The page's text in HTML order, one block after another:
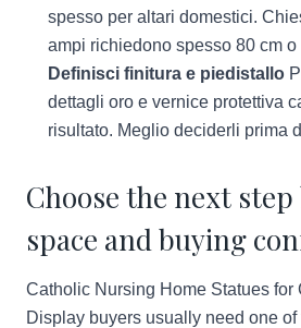
spesso per altari domestici.
ampi richiedono spesso 80 cm o
Definisci finitura e piedistallo
dettagli oro e vernice protettiva
risultato. Meglio deciderli prima
Choose the next step
space and buying
Catholic Nursing Home Statues for
Display buyers usually need one of